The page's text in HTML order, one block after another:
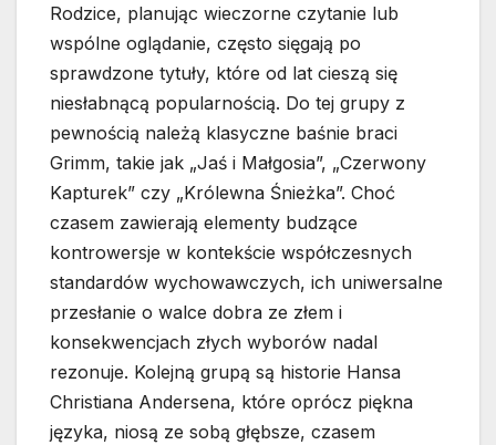
Rodzice, planując wieczorne czytanie lub
wspólne oglądanie, często sięgają po
sprawdzone tytuły, które od lat cieszą się
niesłabnącą popularnością. Do tej grupy z
pewnością należą klasyczne baśnie braci
Grimm, takie jak „Jaś i Małgosia”, „Czerwony
Kapturek” czy „Królewna Śnieżka”. Choć
czasem zawierają elementy budzące
kontrowersje w kontekście współczesnych
standardów wychowawczych, ich uniwersalne
przesłanie o walce dobra ze złem i
konsekwencjach złych wyborów nadal
rezonuje. Kolejną grupą są historie Hansa
Christiana Andersena, które oprócz piękna
języka, niosą ze sobą głębsze, czasem